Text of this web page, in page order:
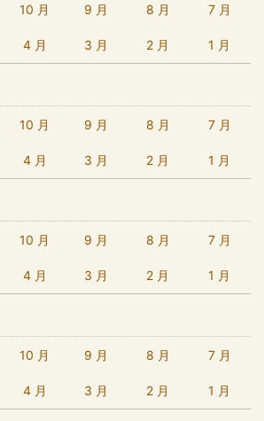
10 月 9 月 8 月 7 月
4 月 3 月 2 月 1 月
10 月 9 月 8 月 7 月
4 月 3 月 2 月 1 月
10 月 9 月 8 月 7 月
4 月 3 月 2 月 1 月
10 月 9 月 8 月 7 月
4 月 3 月 2 月 1 月